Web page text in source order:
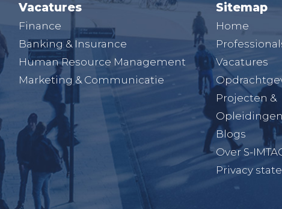
Vacatures
Finance
Banking & Insurance
Human Resource Management
Marketing & Communicatie
Sitemap
Home
Vacatures
Projecten &
Blogs
Over S-
Privacy